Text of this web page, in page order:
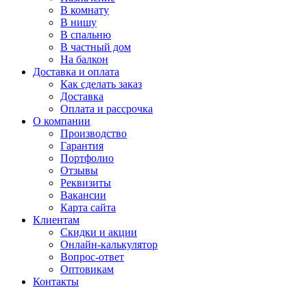
В комнату
В нишу
В спальню
В частный дом
На балкон
Доставка и оплата
Как сделать заказ
Доставка
Оплата и рассрочка
О компании
Производство
Гарантия
Портфолио
Отзывы
Реквизиты
Вакансии
Карта сайта
Клиентам
Скидки и акции
Онлайн-калькулятор
Вопрос-ответ
Оптовикам
Контакты